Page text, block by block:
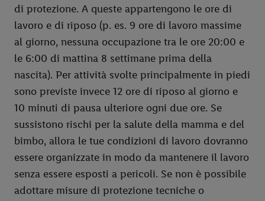
di protezione. A queste appartengono le ore di
lavoro e di riposo (p. es. 9 ore di lavoro massime
al giorno, nessuna occupazione tra le ore 20:00 e
le 6:00 di mattina 8 settimane prima della
nascita). Per attività svolte principalmente in piedi
sono previste invece 12 ore di riposo al giorno e
10 minuti di pausa ulteriore ogni due ore. Se
sussistono rischi per la salute della mamma e del
bimbo, allora le tue condizioni di lavoro dovranno
essere organizzate in modo da mantenere il lavoro
senza essere esposti a pericoli. Se non è possibile
adottare misure di protezione tecniche o